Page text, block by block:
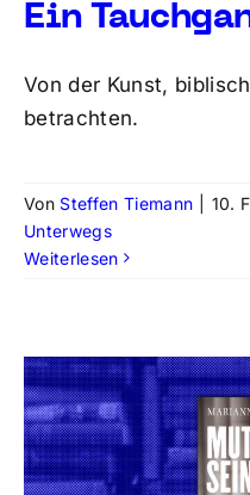
Ein
Von der Kunst,
betrachten.
Von Steffen Tiemann 10.
Unterwegs
Weiterlesen